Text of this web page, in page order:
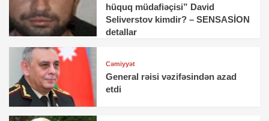
hüquq müdafiəçisi” David
Seliverstov kimdir? – SENSASİON
detallar
Cəmiyyət
General rəisi vəzifəsindən azad
etdi